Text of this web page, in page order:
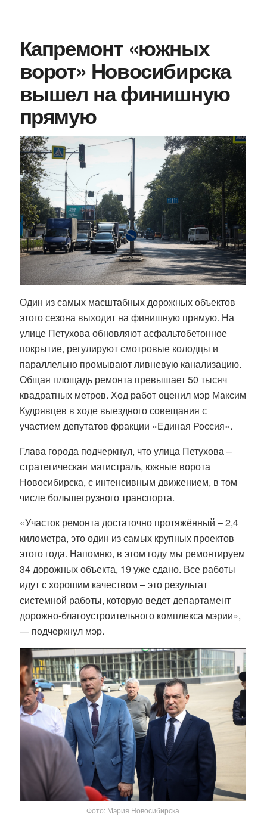
Капремонт «южных
ворот» Новосибирска
вышел на финишную
прямую
Один из самых масштабных дорожных объектов
этого сезона выходит на финишную прямую. На
улице Петухова обновляют асфальтобетонное
покрытие, регулируют смотровые колодцы и
параллельно промывают ливневую канализацию.
Общая площадь ремонта превышает 50 тысяч
квадратных метров. Ход работ оценил мэр Максим
Кудрявцев в ходе выездного совещания с
участием депутатов фракции «Единая Россия».
Глава города подчеркнул, что улица Петухова –
стратегическая магистраль, южные ворота
Новосибирска, с интенсивным движением, в том
числе большегрузного транспорта.
«Участок ремонта достаточно протяжённый – 2,4
километра, это один из самых крупных проектов
этого года. Напомню, в этом году мы ремонтируем
34 дорожных объекта, 19 уже сдано. Все работы
идут с хорошим качеством – это результат
системной работы, которую ведет департамент
дорожно-благоустроительного комплекса мэрии»,
— подчеркнул мэр.
Фото: Мэрия Новосибирска